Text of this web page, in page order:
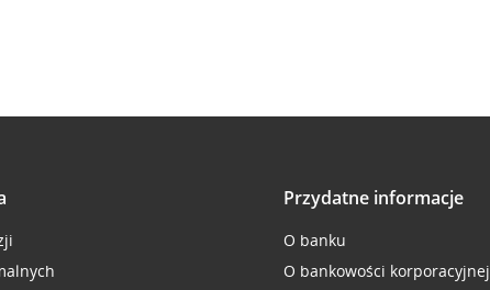
Przydatne informacje
O banku
O bankowości korporacyjnej